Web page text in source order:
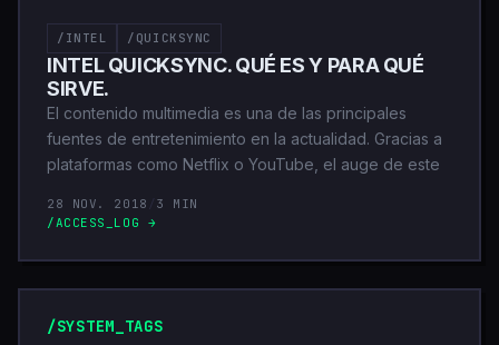
/INTEL /QUICKSYNC
INTEL QUICKSYNC. QUÉ ES Y PARA QUÉ
SIRVE.
El contenido multimedia es una de las principales
fuentes de entretenimiento en la actualidad. Gracias a
plataformas como Netflix o YouTube, el auge de este
28 NOV. 2018
3 MIN
/ACCESS_LOG →
/SYSTEM_TAGS